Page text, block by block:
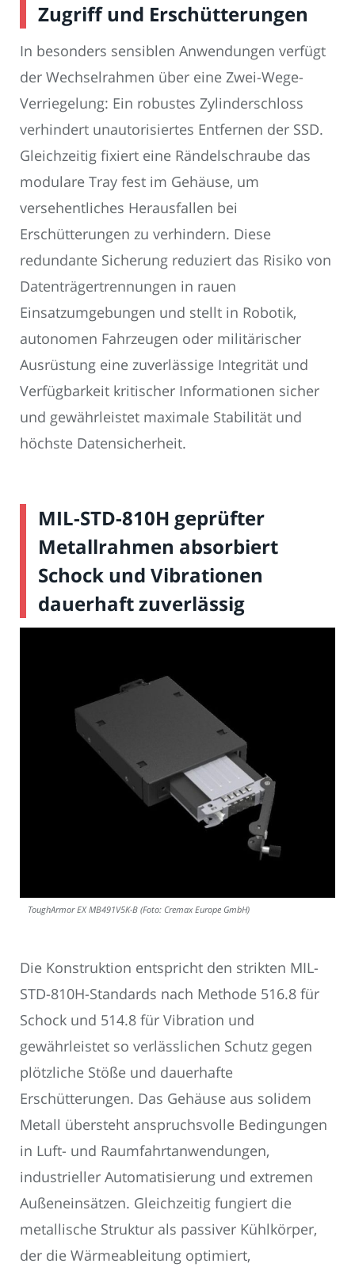
Zugriff und Erschütterungen
In besonders sensiblen Anwendungen verfügt
der Wechselrahmen über eine Zwei-Wege-
Verriegelung: Ein robustes Zylinderschloss
verhindert unautorisiertes Entfernen der SSD.
Gleichzeitig fixiert eine Rändelschraube das
modulare Tray fest im Gehäuse, um
versehentliches Herausfallen bei
Erschütterungen zu verhindern. Diese
redundante Sicherung reduziert das Risiko von
Datenträgertrennungen in rauen
Einsatzumgebungen und stellt in Robotik,
autonomen Fahrzeugen oder militärischer
Ausrüstung eine zuverlässige Integrität und
Verfügbarkeit kritischer Informationen sicher
und gewährleistet maximale Stabilität und
höchste Datensicherheit.
MIL-STD-810H geprüfter
Metallrahmen absorbiert
Schock und Vibrationen
dauerhaft zuverlässig
ToughArmor EX MB491V5K-B (Foto: Cremax Europe GmbH)
Die Konstruktion entspricht den strikten MIL-
STD-810H-Standards nach Methode 516.8 für
Schock und 514.8 für Vibration und
gewährleistet so verlässlichen Schutz gegen
plötzliche Stöße und dauerhafte
Erschütterungen. Das Gehäuse aus solidem
Metall übersteht anspruchsvolle Bedingungen
in Luft- und Raumfahrtanwendungen,
industrieller Automatisierung und extremen
Außeneinsätzen. Gleichzeitig fungiert die
metallische Struktur als passiver Kühlkörper,
der die Wärmeableitung optimiert,